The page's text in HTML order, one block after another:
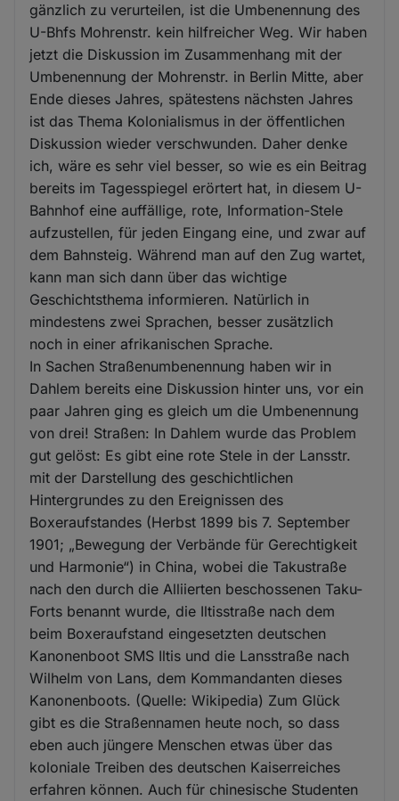
gänzlich zu verurteilen, ist die Umbenennung des
U-Bhfs Mohrenstr. kein hilfreicher Weg. Wir haben
jetzt die Diskussion im Zusammenhang mit der
Umbenennung der Mohrenstr. in Berlin Mitte, aber
Ende dieses Jahres, spätestens nächsten Jahres
ist das Thema Kolonialismus in der öffentlichen
Diskussion wieder verschwunden. Daher denke
ich, wäre es sehr viel besser, so wie es ein Beitrag
bereits im Tagesspiegel erörtert hat, in diesem U-
Bahnhof eine auffällige, rote, Information-Stele
aufzustellen, für jeden Eingang eine, und zwar auf
dem Bahnsteig. Während man auf den Zug wartet,
kann man sich dann über das wichtige
Geschichtsthema informieren. Natürlich in
mindestens zwei Sprachen, besser zusätzlich
noch in einer afrikanischen Sprache.
In Sachen Straßenumbenennung haben wir in
Dahlem bereits eine Diskussion hinter uns, vor ein
paar Jahren ging es gleich um die Umbenennung
von drei! Straßen: In Dahlem wurde das Problem
gut gelöst: Es gibt eine rote Stele in der Lansstr.
mit der Darstellung des geschichtlichen
Hintergrundes zu den Ereignissen des
Boxeraufstandes (Herbst 1899 bis 7. September
1901; „Bewegung der Verbände für Gerechtigkeit
und Harmonie“) in China, wobei die Takustraße
nach den durch die Alliierten beschossenen Taku-
Forts benannt wurde, die Iltisstraße nach dem
beim Boxeraufstand eingesetzten deutschen
Kanonenboot SMS Iltis und die Lansstraße nach
Wilhelm von Lans, dem Kommandanten dieses
Kanonenboots. (Quelle: Wikipedia) Zum Glück
gibt es die Straßennamen heute noch, so dass
eben auch jüngere Menschen etwas über das
koloniale Treiben des deutschen Kaiserreiches
erfahren können. Auch für chinesische Studenten